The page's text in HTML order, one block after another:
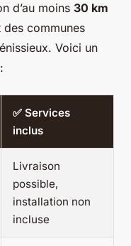
d’au moins 30 km
communes
Voici un
✅ Services
inclus
Livraison
possible,
installation non
incluse